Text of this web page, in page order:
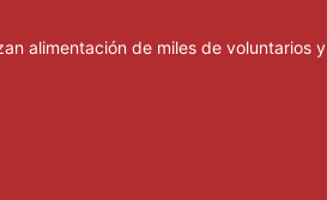
alimentación de miles de